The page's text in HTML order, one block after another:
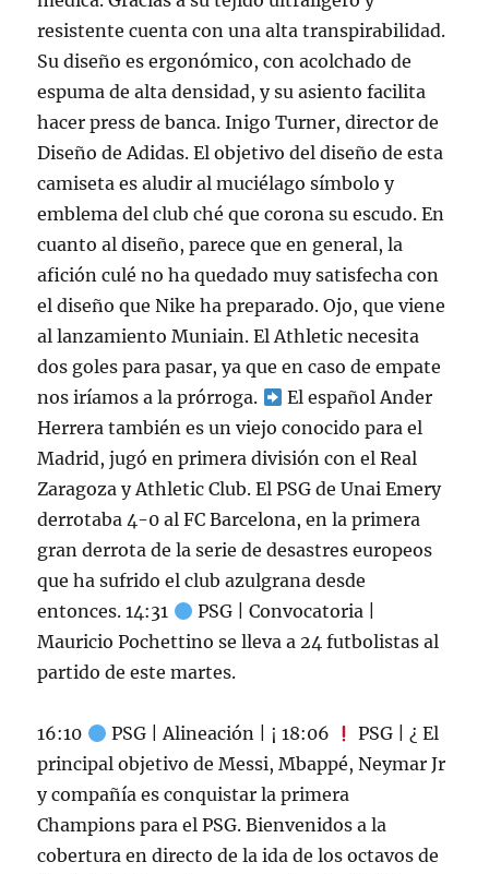
resistente cuenta con una alta transpirabilidad.
Su diseño es ergonómico, con acolchado de
espuma de alta densidad, y su asiento facilita
hacer press de banca. Inigo Turner, director de
Diseño de Adidas. El objetivo del diseño de esta
camiseta es aludir al muciélago símbolo y
emblema del club ché que corona su escudo. En
cuanto al diseño, parece que en general, la
afición culé no ha quedado muy satisfecha con
el diseño que Nike ha preparado. Ojo, que viene
al lanzamiento Muniain. El Athletic necesita
dos goles para pasar, ya que en caso de empate
nos iríamos a la prórroga.
El español Ander
Herrera también es un viejo conocido para el
Madrid, jugó en primera división con el Real
Zaragoza y Athletic Club. El PSG de Unai Emery
derrotaba 4-0 al FC Barcelona, en la primera
gran derrota de la serie de desastres europeos
que ha sufrido el club azulgrana desde
entonces. 14:31
PSG | Convocatoria |
Mauricio Pochettino se lleva a 24 futbolistas al
partido de este martes.
16:10 PSG | Alineación | ¡ 18:06
PSG | ¿ El
principal objetivo de Messi, Mbappé, Neymar Jr
y compañía es conquistar la primera
Champions para el PSG. Bienvenidos a la
cobertura en directo de la ida de los octavos de